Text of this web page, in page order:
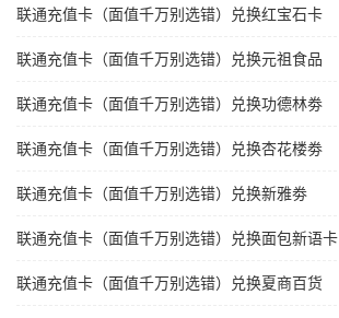
联通充值卡（面值千万别选错）兑换红宝石卡
联通充值卡（面值千万别选错）兑换元祖食品
联通充值卡（面值千万别选错）兑换功德林劵
联通充值卡（面值千万别选错）兑换杏花楼劵
联通充值卡（面值千万别选错）兑换新雅劵
联通充值卡（面值千万别选错）兑换面包新语卡
联通充值卡（面值千万别选错）兑换夏商百货